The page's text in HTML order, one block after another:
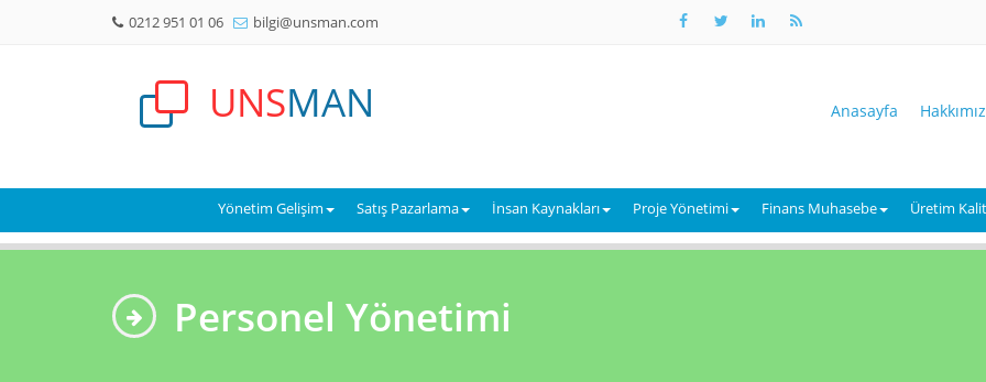
0212 951 01 06 bilgi@unsman.com
UNSMAN Anasayfa
Yönetim Gelişim Satış Pazarlama İnsan Kaynakları Proje Yönetimi Finans Muhasebe Üretim
Personel Yönetimi